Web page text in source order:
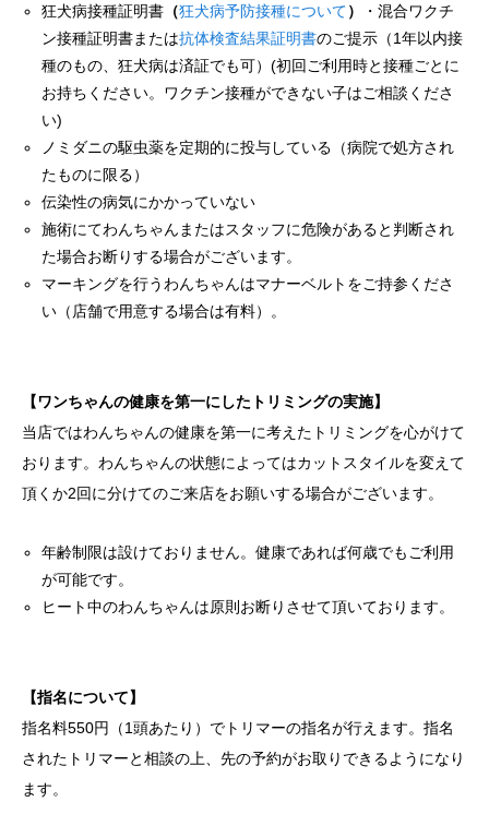
狂犬病接種証明書 （狂犬病予防接種について）
・混合ワクチ
ン接種証明書または抗体検査結果証明書のご提示（1年以内接
種のもの、狂犬病は済証でも可）(初回ご利用時と接種ごとに
お持ちください。ワクチン接種ができない子はご相談くださ
い)
ノミダニの駆虫薬を定期的に投与している（病院で処方され
たものに限る）
伝染性の病気にかかっていない
施術にてわんちゃんまたはスタッフに危険があると判断され
た場合お断りする場合がございます。
マーキングを行うわんちゃんはマナーベルトをご持参くださ
い（店舗で用意する場合は有料）。
【ワンちゃんの健康を第一にしたトリミングの実施】
当店ではわんちゃんの健康を第一に考えたトリミングを心がけて
おります。わんちゃんの状態によってはカットスタイルを変えて
頂くか2回に分けてのご来店をお願いする場合がございます。
年齢制限は設けておりません。健康であれば何歳でもご利用
が可能です。
ヒート中のわんちゃんは原則お断りさせて頂いております。
【指名について】
指名料550円（1頭あたり）でトリマーの指名が行えます。指名
されたトリマーと相談の上、先の予約がお取りできるようになり
ます。